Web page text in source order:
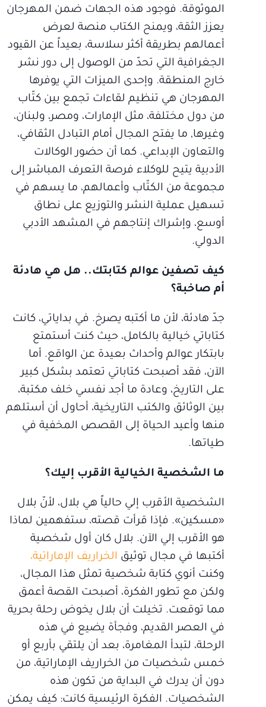
الموثوقة. فوجود هذه الجهات ضمن المهرجان
يعزز الثقة، ويمنح الكتاب منصة لعرض
أعمالهم بطريقة أكثر سلاسة، بعيداً عن القيود
الجغرافية التي تحدّ من الوصول إلى دور نشر
خارج المنطقة. وإحدى الميزات التي يوفرها
المهرجان هي تنظيم لقاءات تجمع بين كتّاب
من دول مختلفة، مثل الإمارات، ومصر، ولبنان،
وغيرها, ما يفتح المجال أمام التبادل الثقافي،
والتعاون الإبداعي. كما أن حضور الوكالات
الأدبية يتيح للوكلاء فرصة التعرف المباشر إلى
مجموعة من الكتّاب وأعمالهم، ما يسهم في
تسهيل عملية النشر والتوزيع على نطاق
أوسع، وإشراك إنتاجهم في المشهد الأدبي
الدولي.
كيف تصفين عوالم كتابتك.. هل هي هادئة
أم صاخبة؟
جدّ هادئة، لأن ما أكتبه يصرخ. في بداياتي، كانت
كتاباتي خيالية بالكامل، حيث كنت أستمتع
بابتكار عوالم وأحداث بعيدة عن الواقع. أما
الآن، فقد أصبحت كتاباتي تعتمد بشكل كبير
على التاريخ، وعادة ما أجد نفسي خلف مكتبة،
بين الوثائق والكتب التاريخية، أحاول أن أستلهم
منها وأعيد الحياة إلى القصص المخفية في
طياتها.
ما الشخصية الخيالية الأقرب إليك؟
الشخصية الأقرب إلي حالياً هي بلال، لأنّ بلال
«مسكين». فإذا قرأت قصته، ستفهمين لماذا
هو الأقرب إلي الآن. بلال كان أول شخصية
أكتبها في مجال توثيق الخراريف الإماراتية،
وكنت أنوي كتابة شخصية تمثل هذا المجال،
ولكن مع تطور الفكرة، أصبحت القصة أعمق
مما توقعت. تخيلت أن بلال يخوض رحلة بحرية
في العصر القديم، وفجأة يضيع في هذه
الرحلة، لتبدأ المغامرة، بعد أن يلتقي بأربع أو
خمس شخصيات من الخراريف الإماراتية، من
دون أن يدرك في البداية من تكون هذه
الشخصيات. الفكرة الرئيسية كانت: كيف يمكن